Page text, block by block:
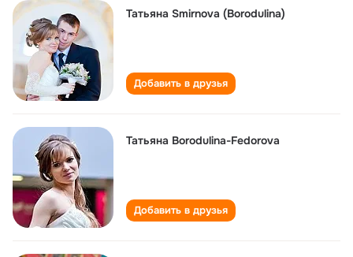
Татьяна Smirnova (Borodulina)
Добавить в друзья
Татьяна Borodulina-Fedorova
Добавить в друзья